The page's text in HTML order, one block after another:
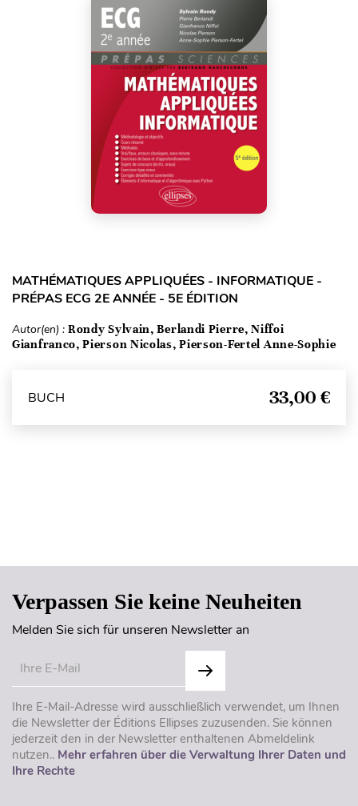
MATHÉMATIQUES APPLIQUÉES - INFORMATIQUE -
PRÉPAS ECG 2E ANNÉE - 5E ÉDITION
Autor(en) : Rondy Sylvain, Berlandi Pierre, Niffoi
Gianfranco, Pierson Nicolas, Pierson-Fertel Anne-Sophie
BUCH 33,00 €
Verpassen Sie keine Neuheiten
Melden Sie sich für unseren Newsletter an
Ihre E-Mail-Adresse wird ausschließlich verwendet, um Ihnen
die Newsletter der Éditions Ellipses zuzusenden. Sie können
jederzeit den in der Newsletter enthaltenen Abmeldelink
nutzen.. Mehr erfahren über die Verwaltung Ihrer Daten und
Ihre Rechte